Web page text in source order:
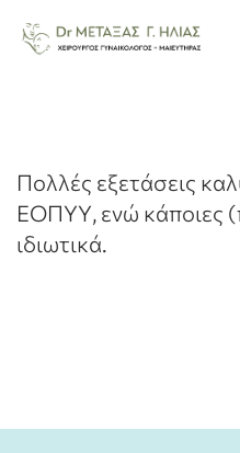
Η ομάδα μας
Μαιευτική
Πολλές εξετάσεις
ΕΟΠΥΥ, ενώ κάποιες
ιδιωτικά.